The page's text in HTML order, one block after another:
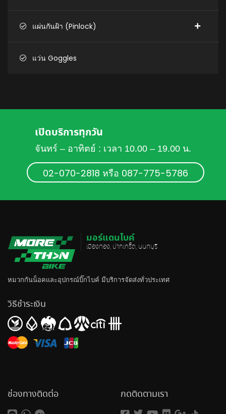
แผ่นกันฝ้า (Pinlock)
แว่น Goggles
เปิดบริการทุกวัน
จันทร์ – อาทิตย์ : เวลา 10.00 – 19.00 น.
02-070-2818 หรือ 087-775-5786
มอร์แดนไบค์
เมืองทอง, ปากเกร็ด, นนทบุรี
หมวกกันน็อคและอุปกรณ์บิ๊กไบค์ มีบริการจัดส่งทั่วประเทศ
วิธีชำระเงิน
ช่องทางติดต่อ กดติดตามเรา